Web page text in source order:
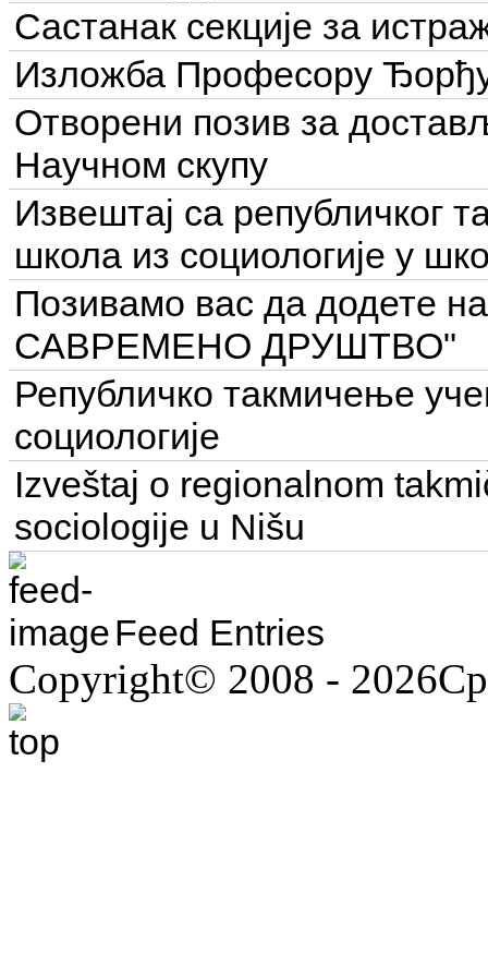
Састанак секције за
Изложба Професору
Отворени позив за
Научном скупу
Извештај са републичког
школа из социологије у
Позивамо вас да додете
САВРЕМЕНО ДРУШТВО"
Републичко такмичење
социологије
Izveštaj o regionalnom
sociologije u Nišu
Feed Entries
Copyright© 2008 -